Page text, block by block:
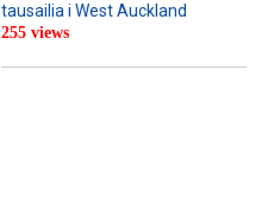
tausailia i West Auckland
255 views